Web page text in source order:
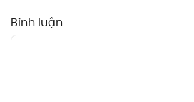
Bình luận